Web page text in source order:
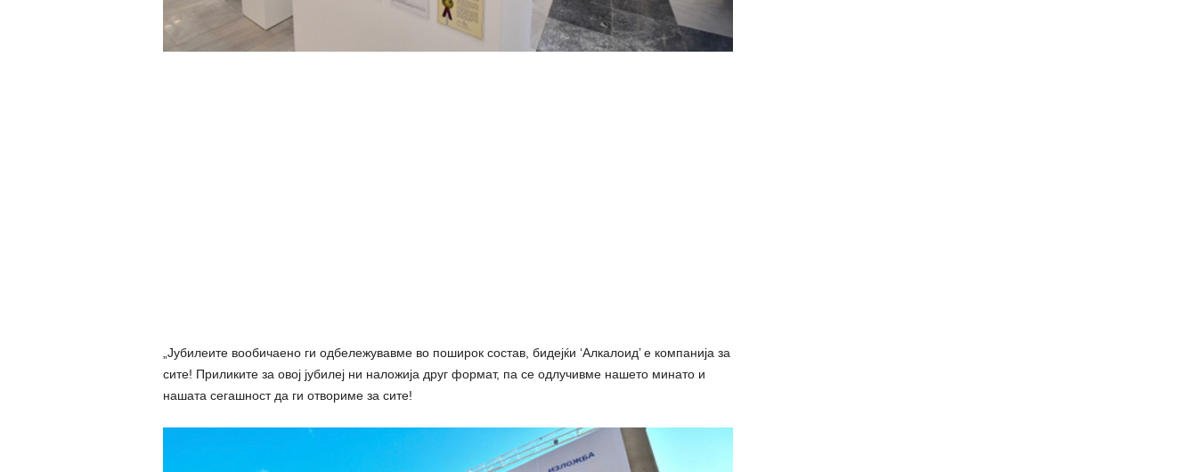
„Јубилеите вообичаено ги одбележувавме во поширок состав, бидејќи ‘Алкалоид’ е компанија за
сите! Приликите за овој јубилеј ни наложија друг формат, па се одлучивме нашето минато и
нашата сегашност да ги отвориме за сите!